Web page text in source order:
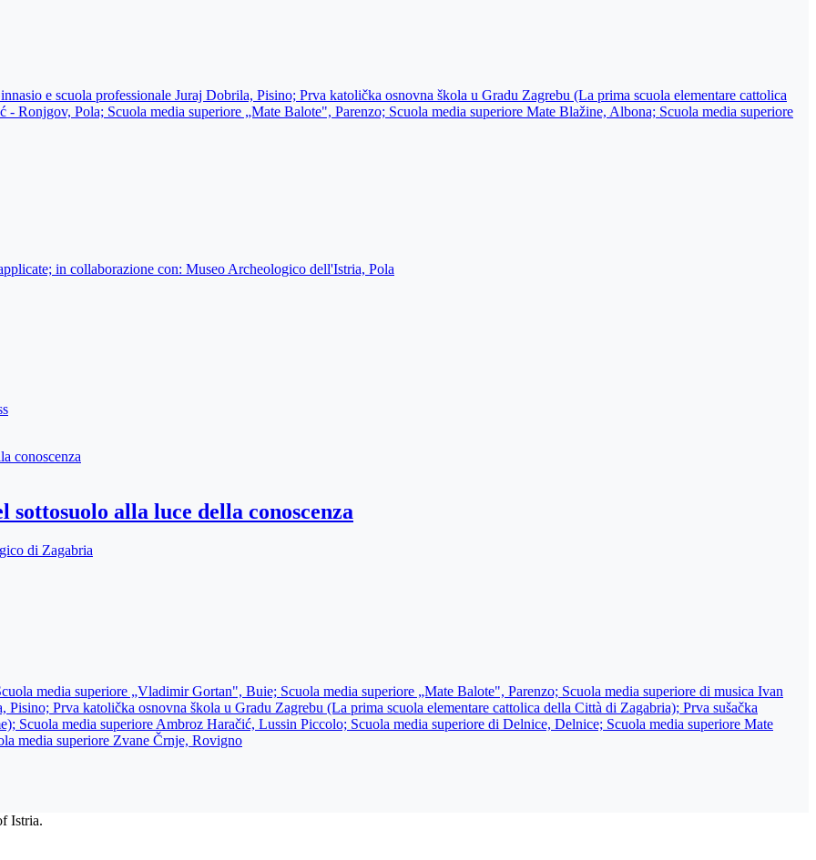
e scuola professionale Juraj Dobrila, Pisino; Prva katolička osnovna škola u Gradu Zagrebu (La prima scuola elementare cattolica
Ronjgov, Pola; Scuola media superiore „Mate Balote", Parenzo; Scuola media superiore Mate Blažine, Albona; Scuola media superiore
in collaborazione con: Museo Archeologico dell'Istria, Pola
alla luce della conoscenza
di Zagabria
media superiore „Vladimir Gortan", Buie; Scuola media superiore „Mate Balote", Parenzo; Scuola media superiore di musica Ivan
Prva katolička osnovna škola u Gradu Zagrebu (La prima scuola elementare cattolica della Città di Zagabria); Prva sušačka
Scuola media superiore Ambroz Haračić, Lussin Piccolo; Scuola media superiore di Delnice, Delnice; Scuola media superiore Mate
media superiore Zvane Črnje, Rovigno
Istria.